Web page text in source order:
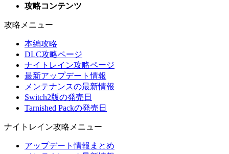
攻略コンテンツ
攻略メニュー
本編攻略
DLC攻略ページ
ナイトレイン攻略ページ
最新アップデート情報
メンテナンスの最新情報
Switch2版の発売日
Tarnished Packの発売日
ナイトレイン攻略メニュー
アップデート情報まとめ